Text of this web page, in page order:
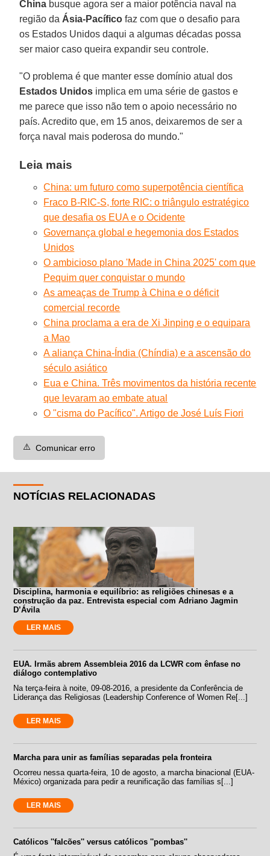
China busque agora ser a maior potência naval na
região da Ásia-Pacífico faz com que o desafio para
os Estados Unidos daqui a algumas décadas possa
ser maior caso queira expandir seu controle.
"O problema é que manter esse domínio atual dos
Estados Unidos implica em uma série de gastos e
me parece que isso não tem o apoio necessário no
país. Acredito que, em 15 anos, deixaremos de ser a
força naval mais poderosa do mundo."
Leia mais
China: um futuro como superpotência científica
Fraco B-RIC-S, forte RIC: o triângulo estratégico
que desafia os EUA e o Ocidente
Governança global e hegemonia dos Estados
Unidos
O ambicioso plano 'Made in China 2025' com que
Pequim quer conquistar o mundo
As ameaças de Trump à China e o déficit
comercial recorde
China proclama a era de Xi Jinping e o equipara
a Mao
A aliança China-Índia (Chíndia) e a ascensão do
século asiático
Eua e China. Três movimentos da história recente
que levaram ao embate atual
O "cisma do Pacífico". Artigo de José Luís Fiori
⚠️ Comunicar erro
NOTÍCIAS RELACIONADAS
Disciplina, harmonia e equilíbrio: as religiões chinesas e a
construção da paz. Entrevista especial com Adriano Jagmin
D’Ávila
LER MAIS
EUA. Irmãs abrem Assembleia 2016 da LCWR com ênfase no
diálogo contemplativo
Na terça-feira à noite, 09-08-2016, a presidente da Conferência de
Liderança das Religiosas (Leadership Conference of Women Re[...]
LER MAIS
Marcha para unir as famílias separadas pela fronteira
Ocorreu nessa quarta-feira, 10 de agosto, a marcha binacional (EUA-
México) organizada para pedir a reunificação das famílias s[...]
LER MAIS
Católicos ''falcões'' versus católicos ''pombas''